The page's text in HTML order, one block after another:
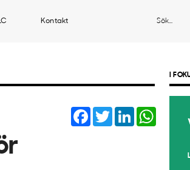
Kontakt Sök
Facebook
TwitterLinkedIn
I